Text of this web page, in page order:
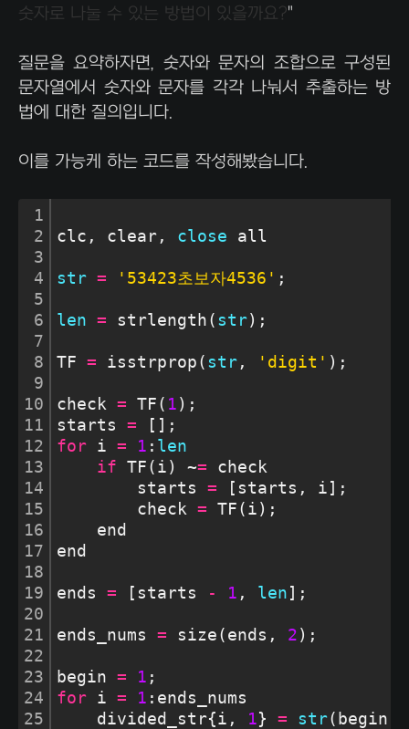
숫자로 나눌 수 있는 방법이 있을까요?"
질문을 요약하자면, 숫자와 문자의 조합으로 구성된
문자열에서 숫자와 문자를 각각 나눠서 추출하는 방
법에 대한 질의입니다.
이를 가능케 하는 코드를 작성해봤습니다.
1
2
3
4
5
6
7
8
9
10
11
12
13
14
15
16
17
18
19
20
21
22
23
24
25
clc, clear, close all
str = '53423초보자4536' ;
len = strlength(str);
TF = isstrprop(str, 'digit' );
check = TF( 1);
starts = [];
for i = 1 : len
if TF(i) ~= check
starts = [starts, i];
check = TF(i);
end
end
ends = [starts - 1 , len];
ends_nums = size(ends, 2);
begin = 1 ;
for i = 1 :ends_nums
divided_str{i, 1} = str